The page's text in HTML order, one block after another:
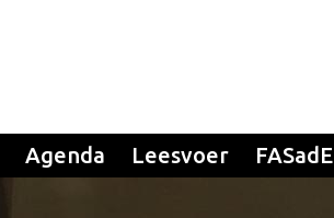
Agenda Leesvoer FASadE